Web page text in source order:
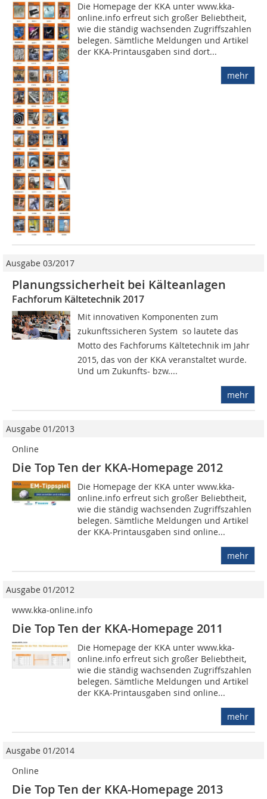
Die Homepage der KKA unter www.kka-
online.info erfreut sich großer Beliebtheit,
wie die ständig wachsenden Zugriffszahlen
belegen. Sämtliche Meldungen und Artikel
der KKA-Printausgaben sind dort...
mehr
Ausgabe 03/2017
Planungssicherheit bei Kälteanlagen
Fachforum Kältetechnik 2017
Mit innovativen Komponenten zum
zukunftssicheren System  so lautete das
Motto des Fachforums Kältetechnik im Jahr
2015, das von der KKA veranstaltet wurde.
Und um Zukunfts- bzw....
mehr
Ausgabe 01/2013
Online
Die Top Ten der KKA-Homepage 2012
Die Homepage der KKA unter www.kka-
online.info erfreut sich großer Beliebtheit,
wie die ständig wachsenden Zugriffszahlen
belegen. Sämtliche Meldungen und Artikel
der KKA-Printausgaben sind online...
mehr
Ausgabe 01/2012
www.kka-online.info
Die Top Ten der KKA-Homepage 2011
Die Homepage der KKA unter www.kka-
online.info erfreut sich großer Beliebtheit,
wie die ständig wachsenden Zugriffszahlen
belegen. Sämtliche Meldungen und Artikel
der KKA-Printausgaben sind online...
mehr
Ausgabe 01/2014
Online
Die Top Ten der KKA-Homepage 2013